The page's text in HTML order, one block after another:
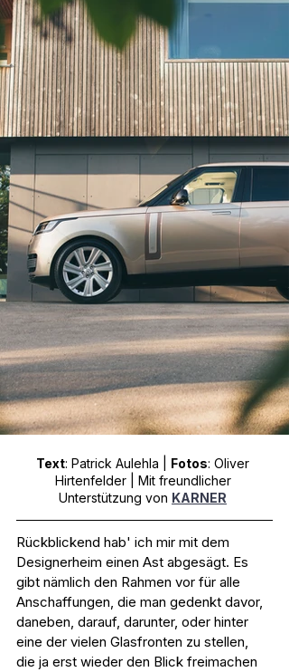
Text: Patrick Aulehla | Fotos: Oliver
Hirtenfelder | Mit freundlicher
Unterstützung von KARNER
Rückblickend hab' ich mir mit dem
Designerheim einen Ast abgesägt. Es
gibt nämlich den Rahmen vor für alle
Anschaffungen, die man gedenkt davor,
daneben, darauf, darunter, oder hinter
eine der vielen Glasfronten zu stellen,
die ja erst wieder den Blick freimachen